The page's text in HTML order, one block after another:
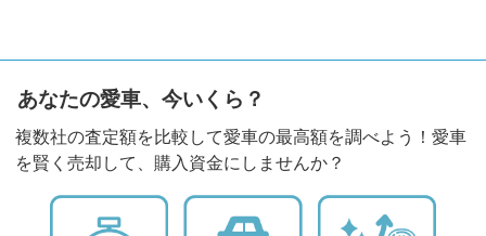
あなたの愛車、今いくら？
複数社の査定額を比較して愛車の最高額を調べよう！愛車
を賢く売却して、購入資金にしませんか？